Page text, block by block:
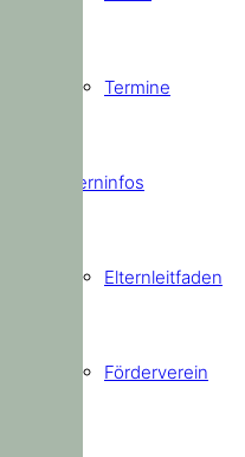
Termine
Elterninfos
Elternleitfaden
Förderverein